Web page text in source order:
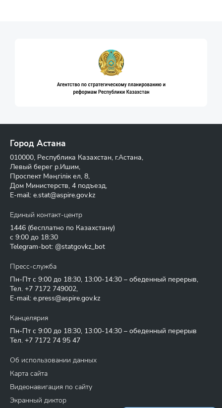
Город Астана
010000, Республика Казахстан, г.Астана,
Левый берег р.Ишим,
Проспект Мәңгілік ел, 8,
Дом Министерств, 4 подъезд,
E-mail: e.stat@aspire.gov.kz
Единый контакт-центр
1446 (бесплатно по Казахстану)
с 9:00 до 18:30
Telegram-bot: @statgovkz_bot
Пресс-служба
Пн-Пт с 9:00 до 18:30, 13:00-14:30 – обеденный перерыв,
Тел. +7 7172 749002,
E-mail: e.press@aspire.gov.kz
Канцелярия
Пн-Пт с 9:00 до 18:30, 13:00-14:30 – обеденный перерыв
Тел. +7 7172 74 95 47
Об использовании данных
Карта сайта
Видеонавигация по сайту
Экранный диктор